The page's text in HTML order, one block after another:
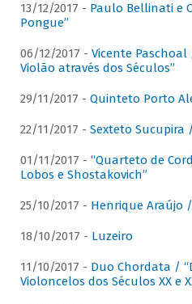
13/12/2017 - Paulo Bellinati e
Pongue”
06/12/2017 - Vicente Paschoal
Violão através dos Séculos”
29/11/2017 - Quinteto Porto
22/11/2017 - Sexteto Sucupira
01/11/2017 - “Quarteto de
Lobos e Shostakovich”
25/10/2017 - Henrique Araújo
18/10/2017 - Luzeiro
11/10/2017 - Duo Chordata /
Violoncelos dos Séculos XX e